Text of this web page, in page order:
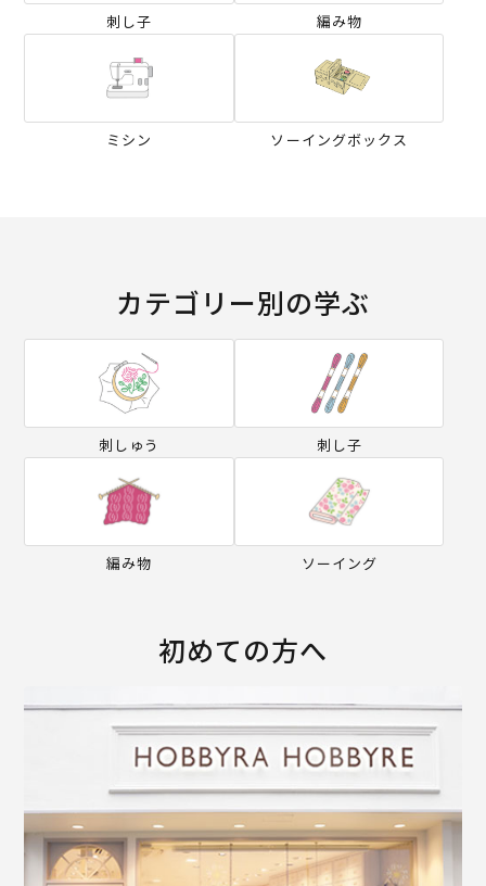
刺し子 編み物
ミシン ソーイングボックス
カテゴリー別の学ぶ
刺しゅう 刺し子
編み物 ソーイング
初めての方へ